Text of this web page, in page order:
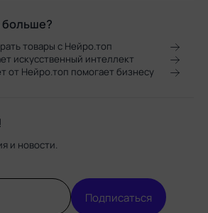
больше?
товары с Нейро.топ
искусственный интеллект
от Нейро.топ помогает бизнесу
и новости.
Подписаться